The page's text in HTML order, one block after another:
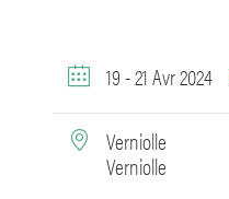
19 - 21 Avr 2024
Verniolle
Verniolle